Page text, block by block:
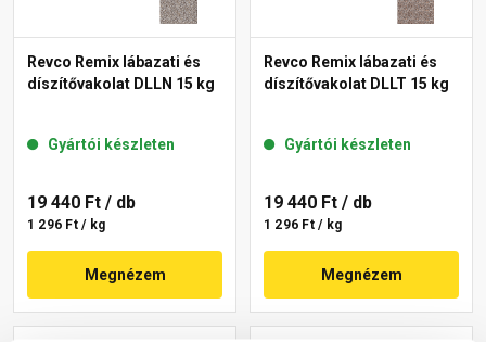
Revco Remix lábazati és
díszítővakolat DLLN 15 kg
Gyártói készleten
19 440 Ft / db
1 296 Ft / kg
Megnézem
Revco Remix lábazati és
díszítővakolat DLLT 15 kg
Gyártói készleten
19 440 Ft / db
1 296 Ft / kg
Megnézem